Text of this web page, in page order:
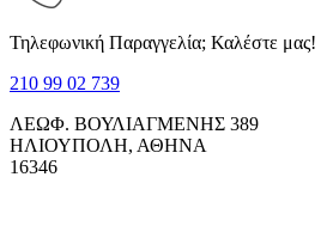
Τηλεφωνική Παραγγελία; Καλέστε μας!
210 99 02 739
ΛΕΩΦ. ΒΟΥΛΙΑΓΜΕΝΗΣ 389
ΗΛΙΟΥΠΟΛΗ, ΑΘΗΝΑ
16346